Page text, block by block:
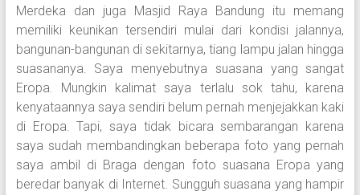
Merdeka dan juga Masjid Raya Bandung itu memang
memiliki keunikan tersendiri mulai dari kondisi jalannya,
bangunan-bangunan di sekitarnya, tiang lampu jalan hingga
suasananya. Saya menyebutnya suasana yang sangat
Eropa. Mungkin kalimat saya terlalu sok tahu, karena
kenyataannya saya sendiri belum pernah menjejakkan kaki
di Eropa. Tapi, saya tidak bicara sembarangan karena
saya sudah membandingkan beberapa foto yang pernah
saya ambil di Braga dengan foto suasana Eropa yang
beredar banyak di Internet. Sungguh suasana yang hampir